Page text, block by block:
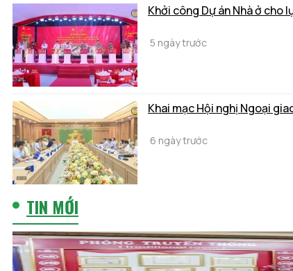
Khởi công Dự án Nhà ở cho
5 ngày trước
Khai mạc Hội nghị Ngoại
6 ngày trước
TIN MỚI